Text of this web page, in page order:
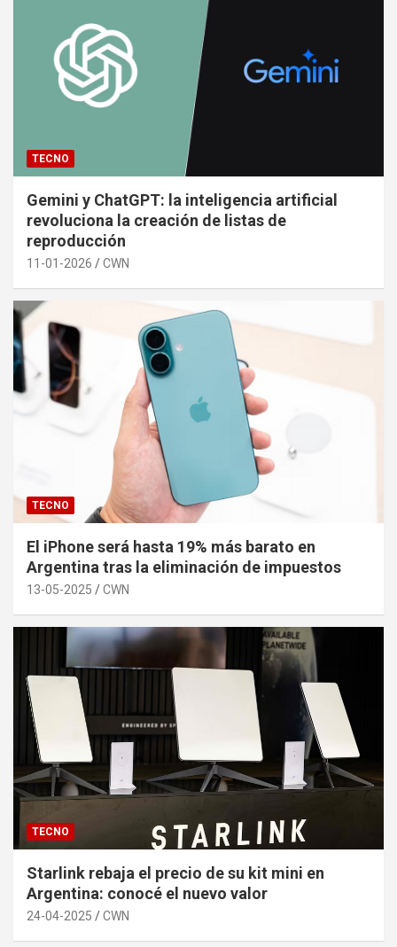
TECNO
Gemini y ChatGPT: la inteligencia artificial
revoluciona la creación de listas de
reproducción
11-01-2026 CWN
TECNO
El iPhone será hasta 19% más barato en
Argentina tras la eliminación de impuestos
13-05-2025 CWN
TECNO
Starlink rebaja el precio de su kit mini en
Argentina: conocé el nuevo valor
24-04-2025 CWN